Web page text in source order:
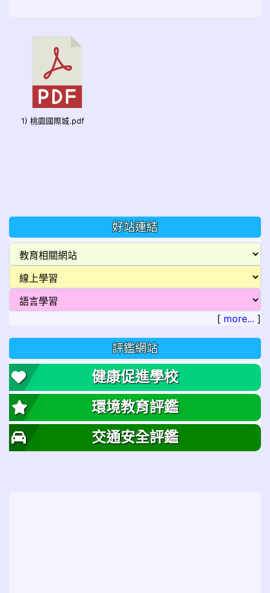
1) 桃園國際城.pdf
好站連結
[ more... ]
評鑑網站
健康促進學校
環境教育評鑑
交通安全評鑑